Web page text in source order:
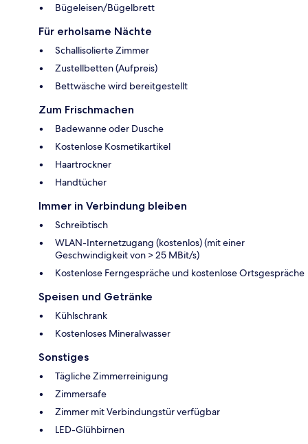
Bügeleisen/Bügelbrett
Für erholsame Nächte
Schallisolierte Zimmer
Zustellbetten (Aufpreis)
Bettwäsche wird bereitgestellt
Zum Frischmachen
Badewanne oder Dusche
Kostenlose Kosmetikartikel
Haartrockner
Handtücher
Immer in Verbindung bleiben
Schreibtisch
WLAN-Internetzugang (kostenlos) (mit einer
Geschwindigkeit von > 25 MBit/s)
Kostenlose Ferngespräche und kostenlose Ortsgespräche
Speisen und Getränke
Kühlschrank
Kostenloses Mineralwasser
Sonstiges
Tägliche Zimmerreinigung
Zimmersafe
Zimmer mit Verbindungstür verfügbar
LED-Glühbirnen